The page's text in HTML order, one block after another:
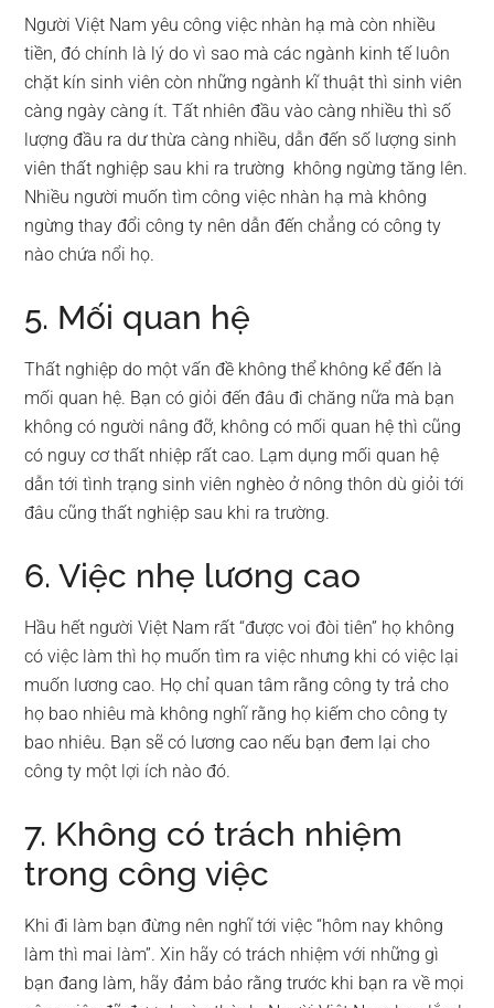
Người Việt Nam yêu công việc nhàn hạ mà còn nhiều
tiền, đó chính là lý do vì sao mà các ngành kinh tế luôn
chặt kín sinh viên còn những ngành kĩ thuật thì sinh viên
càng ngày càng ít. Tất nhiên đầu vào càng nhiều thì số
lượng đầu ra dư thừa càng nhiều, dẫn đến số lượng sinh
viên thất nghiệp sau khi ra trường không ngừng tăng lên.
Nhiều người muốn tìm công việc nhàn hạ mà không
ngừng thay đổi công ty nên dẫn đến chẳng có công ty
nào chứa nổi họ.
5. Mối quan hệ
Thất nghiệp do một vấn đề không thể không kể đến là
mối quan hệ. Bạn có giỏi đến đâu đi chăng nữa mà bạn
không có người nâng đỡ, không có mối quan hệ thì cũng
có nguy cơ thất nhiệp rất cao. Lạm dụng mối quan hệ
dẫn tới tình trạng sinh viên nghèo ở nông thôn dù giỏi tới
đâu cũng thất nghiệp sau khi ra trường.
6. Việc nhẹ lương cao
Hầu hết người Việt Nam rất “được voi đòi tiên” họ không
có việc làm thì họ muốn tìm ra việc nhưng khi có việc lại
muốn lương cao. Họ chỉ quan tâm rằng công ty trả cho
họ bao nhiêu mà không nghĩ rằng họ kiếm cho công ty
bao nhiêu. Bạn sẽ có lương cao nếu bạn đem lại cho
công ty một lợi ích nào đó.
7. Không có trách nhiệm
trong công việc
Khi đi làm bạn đừng nên nghĩ tới việc “hôm nay không
làm thì mai làm”. Xin hãy có trách nhiệm với những gì
bạn đang làm, hãy đảm bảo rằng trước khi bạn ra về mọi